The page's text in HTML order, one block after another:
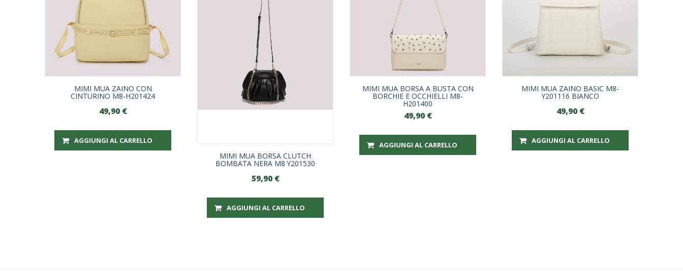
MIMI MUA ZAINO CON
CINTURINO M8-H201424
49,90 €
AGGIUNGI AL CARRELLO
MIMI MUA BORSA CLUTCH
BOMBATA NERA M8 Y201530
59,90 €
AGGIUNGI AL CARRELLO
MIMI MUA BORSA A BUSTA CON
BORCHIE E OCCHIELLI M8-
H201400
49,90 €
AGGIUNGI AL CARRELLO
MIMI MUA ZAINO BASIC M8-
Y201116 BIANCO
49,90 €
AGGIUNGI AL CARRELLO